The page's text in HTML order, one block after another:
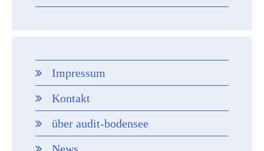
Impressum
Kontakt
über audit-bodensee